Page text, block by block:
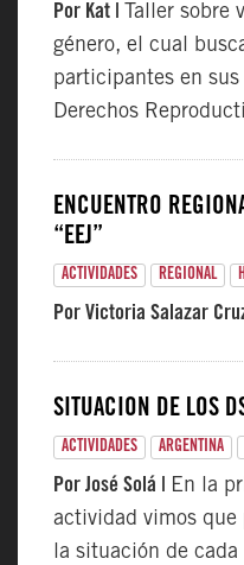
Por Kat | Taller sobre
género, el cual
participantes en sus
Derechos
ENCUENTRO
“EEJ”
ACTIVIDADES REGIONAL
Por Victoria Salazar
SITUACIÓN DE LOS
ACTIVIDADES ARGENTINA
Por José Solá | En la
actividad vimos que
la situación de